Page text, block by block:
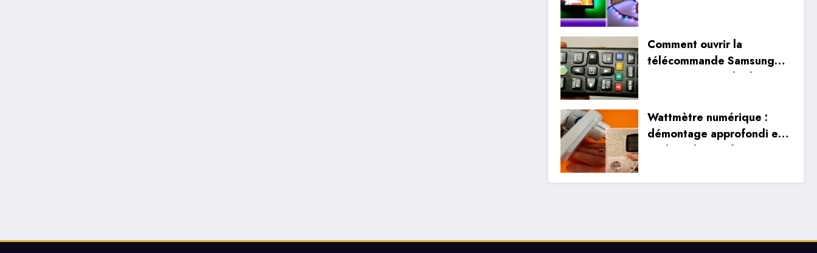
déballage, installation et
Comment ouvrir la
télécommande Samsung
Smart TV ? Guide de
démontage
Wattmètre numérique :
démontage approfondi et
analyse des performances